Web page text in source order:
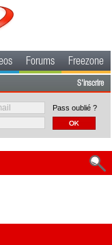
Forums Freezone
S'inscrire
Pass oublié ?